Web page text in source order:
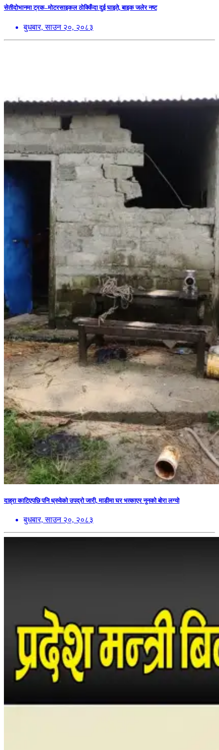
सेतीदोभानमा ट्रक–मोटरसाइकल ठोक्किँदा दुई घाइते, बाइक जलेर नष्ट
बुधबार, साउन २०, २०८३
दाह्रा काटिएपछि पनि ध्रुवेको उपद्रो जारी, माडीमा घर भत्काएर नुनको बोरा लग्यो
बुधबार, साउन २०, २०८३